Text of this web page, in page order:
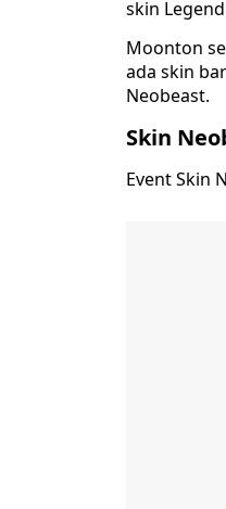
skin
Moonton
ada skin
Neobeast.
Skin
Event Skin